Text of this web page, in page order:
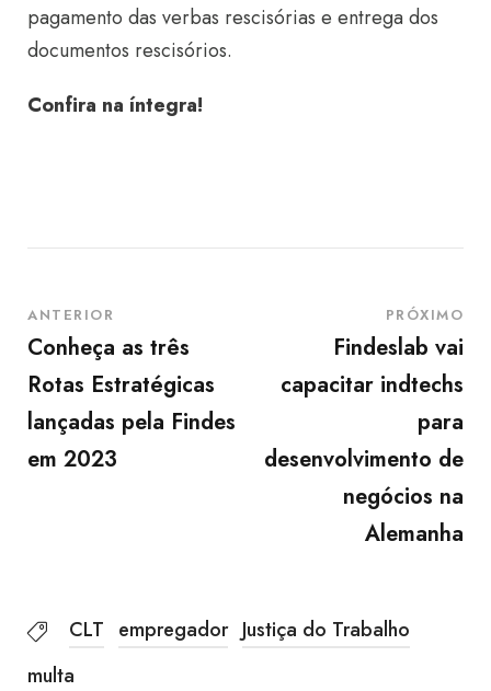
pagamento das verbas rescisórias e entrega dos
documentos rescisórios.
Confira na íntegra!
ANTERIOR
Conheça as três
Rotas Estratégicas
lançadas pela Findes
em 2023
PRÓXIMO
Findeslab vai
capacitar indtechs
para
desenvolvimento de
negócios na
Alemanha
CLT empregador Justiça do Trabalho
multa